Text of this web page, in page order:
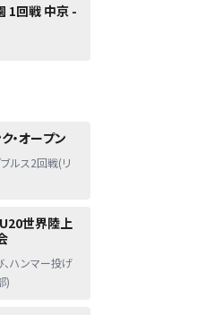
1回戦 中京 -
・オープン
ルス2回戦(リ
世界陸上
ハンマー投げ
)